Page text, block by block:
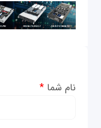
نام شما*